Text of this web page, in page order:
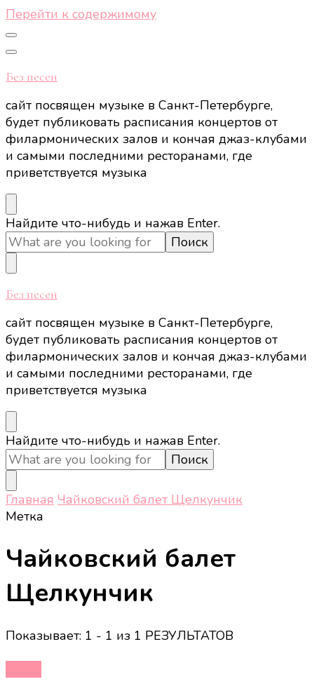
Перейти к содержимому
Без песен
сайт посвящен музыке в Санкт-Петербурге,
будет публиковать расписания концертов от
филармонических залов и кончая джаз-клубами
и самыми последними ресторанами, где
приветствуется музыка
Ищите
что-
то?
Найдите что-нибудь и нажав Enter.
Без песен
сайт посвящен музыке в Санкт-Петербурге,
будет публиковать расписания концертов от
филармонических залов и кончая джаз-клубами
и самыми последними ресторанами, где
приветствуется музыка
Ищите
что-
то?
Найдите что-нибудь и нажав Enter.
Главная Чайковский балет Щелкунчик
Метка
Чайковский балет
Щелкунчик
Показывает: 1 - 1 из 1 РЕЗУЛЬТАТОВ